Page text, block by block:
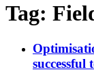
Tag:
successful